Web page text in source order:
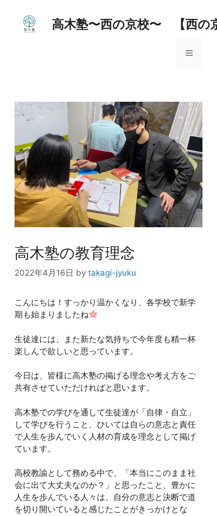
高木塾〜西の京校〜 【西の
メ
ュ
ー
高木塾の教育理念
2022年4月16日 by takagi-jyuku
こんにちは！すっかり温かくなり、各学校で新学
期も始まりましたね
生徒達には、また新たな気持ちで今年度も精一杯
楽しんで欲しいと思っています。
今日は、皆様に高木塾の掲げる理念や考え方をご
共有させていただければと思います。
高木塾での学びを通して生徒達が「自律・自立」
して学びを行うこと、ひいては自らの意志と責任
で人生を歩んでいく人材の育成を理念として掲げ
ています。
高校教諭として務める中で、「本当にこのまま社
会に出て大丈夫なのか？」と思ったこと、豊かに
人生を歩んでいる人々は、自分の意志と決断で道
を切り開いていると感じたことがきっかけとな